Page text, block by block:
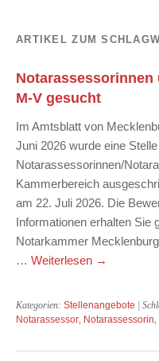
ARTIKEL ZUM
M-V gesucht
Im Amtsblatt von
Juni 2026 wurde eine
Notarassessorinnen/
Kammerbereich
am 22. Juli 2026. Die
Informationen erhalten Sie
Notarkammer
… Weiterlesen →
Kategorien: Stellenangebote |
Notarassessor, Notarassessorin,